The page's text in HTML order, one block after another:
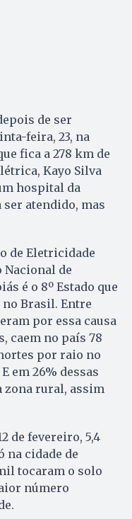
de ser
feira, 23, na
fica a 278 km de
Kayo Silva
hospital da
atendido, mas
de Eletricidade
de
é o 8º Estado que
Brasil. Entre
por essa causa
caem no país 78
por raio no
em 26% dessas
zona rural, assim
de fevereiro, 5,4
cidade de
tocaram o solo
número